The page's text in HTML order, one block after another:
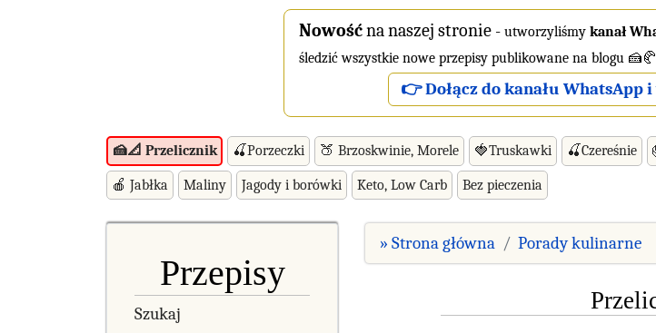
Nowośćna naszej stronie - utworzyliśmy kanał
śledzić wszystkie nowe przepisy publikowane na blogu
👉 Dołącz do kanału WhatsApp
🍰📐 Przelicznik 🍒Porzeczki 🍑 Brzoskwinie, Morele 🍓Truskawki 🍒Czereśnie
🍎 Jabłka Maliny Jagody i borówki Keto, Low Carb Bez pieczenia
Przepisy
Szukaj
» Strona główna Porady kulinarne